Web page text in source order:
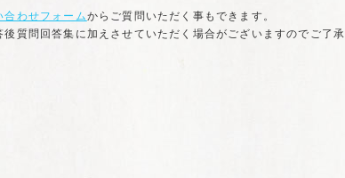
合わせフォームからご質問いただく事もできます。
質問回答集に加えさせていただく場合がございますのでご了承